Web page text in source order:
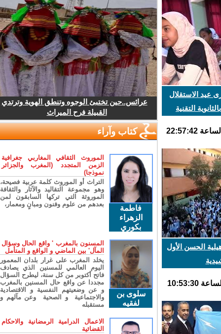
الاستقلال
التقنية
الحسن الأول
عرائس..حين تختبئ الوجوه وتنطق الهوية وترتدي
القبيلة فرح الميراث
كتاب وآراء
فاطمة
الزهراء
بكوري
الموروث الثقافي المغاربي جغرافية
الزمن المتجدد (المغرب والجزائر
نموذجا)
التراث أو الموروث كلمة عربية فصيحة،
وهو مجموعة التقاليد والآثار والثقافة
الموروثة التي تركها السابقون لمن
بعدهم من علوم وفنون ومبانٍ ومعمار،
سلوى بن
لفقيه
المسنون بالمغرب ' واقع الحال وسؤال
المآل' بين الماضي و الواقع و المتأمل
يخلد المغرب على غرار بلدان المعمور
اليوم العالمي للمسنين الذي يصادف
فاتح أكتوبر من كل سنة، ليطرح السؤال
مجددا عن واقع حال المسنين بالمغرب
و عن وضعيتهم النفسية و الاقتصادية
والاجتماعية و الصحية وعن مآلهم و
مستقبله
الاعمال الدرامية الرمضانية والاحكام
القضائية